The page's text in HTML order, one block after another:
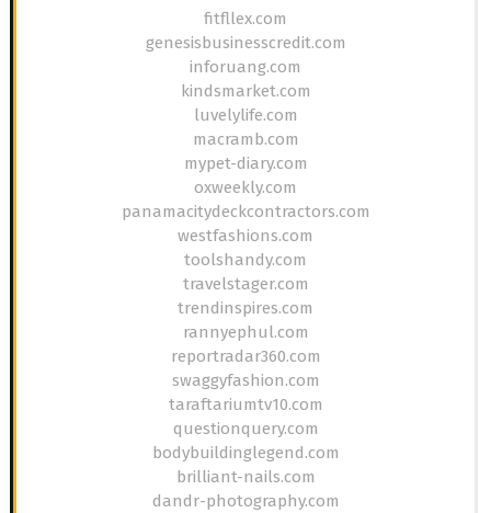
fitfllex.com
genesisbusinesscredit.com
inforuang.com
kindsmarket.com
luvelylife.com
macramb.com
mypet-diary.com
oxweekly.com
panamacitydeckcontractors.com
westfashions.com
toolshandy.com
travelstager.com
trendinspires.com
rannyephul.com
reportradar360.com
swaggyfashion.com
taraftariumtv10.com
questionquery.com
bodybuildinglegend.com
brilliant-nails.com
dandr-photography.com